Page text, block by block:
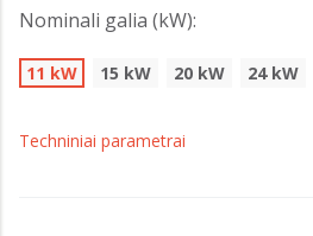
Nominali galia (kW):
11 kW 15 kW 20 kW 24 kW
Techniniai parametrai